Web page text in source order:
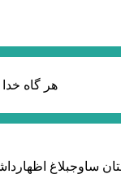
هر گاه خدا